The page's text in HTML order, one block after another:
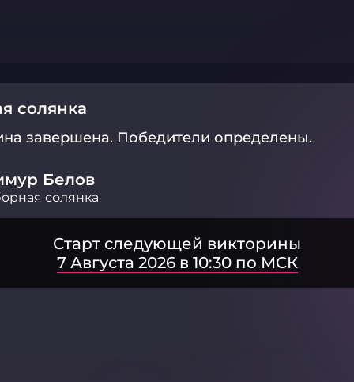
солянка
завершена. Победители определены.
Белов
солянка
Старт следующей викторины
7 Августа 2026 в 10:30 по МСК